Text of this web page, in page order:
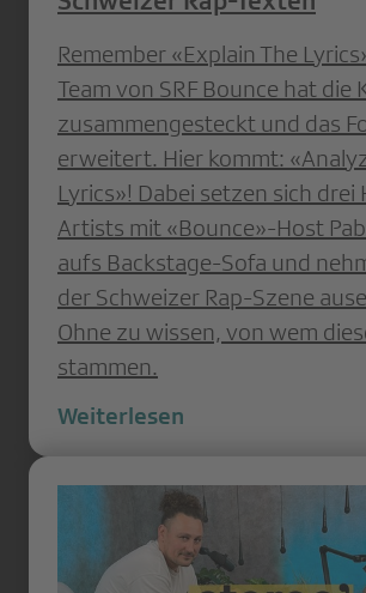
Remember «Explain The
Team von SRF Bounce hat die
zusammengesteckt und das
erweitert. Hier kommt:
Lyrics»! Dabei setzen sich drei
Artists mit «Bounce»-Host
aufs Backstage-Sofa und
der Schweizer Rap-Szene
Ohne zu wissen, von wem
stammen.
Weiterlesen